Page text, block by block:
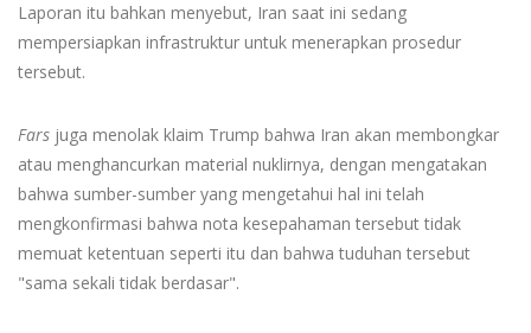
Laporan itu bahkan menyebut, Iran saat ini sedang
mempersiapkan infrastruktur untuk menerapkan prosedur
tersebut.
Fars juga menolak klaim Trump bahwa Iran akan membongkar
atau menghancurkan material nuklirnya, dengan mengatakan
bahwa sumber-sumber yang mengetahui hal ini telah
mengkonfirmasi bahwa nota kesepahaman tersebut tidak
memuat ketentuan seperti itu dan bahwa tuduhan tersebut
"sama sekali tidak berdasar".